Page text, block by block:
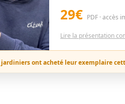
29€ PDF · accès
Lire la présentation
jardiniers ont acheté leur exemplaire